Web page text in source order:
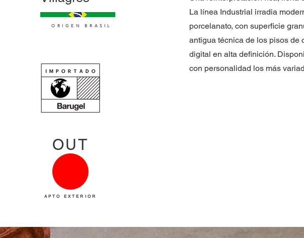
ORIGEN BRASIL
OUT
La línea Industrial irradia
porcelanato, con superficie
antigua técnica de los pisos de
digital en alta definición.
con personalidad los más
APTO EXTERIOR